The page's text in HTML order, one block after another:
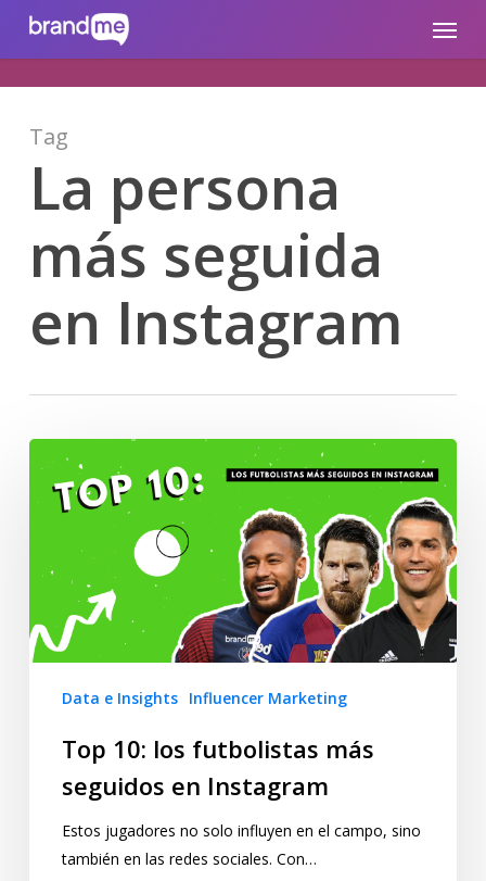
brandme.la Menu
Tag
La persona
más seguida
en Instagram
Data e Insights Influencer Marketing
Top 10: los futbolistas más
seguidos en Instagram
Estos jugadores no solo influyen en el campo, sino
también en las redes sociales. Con…